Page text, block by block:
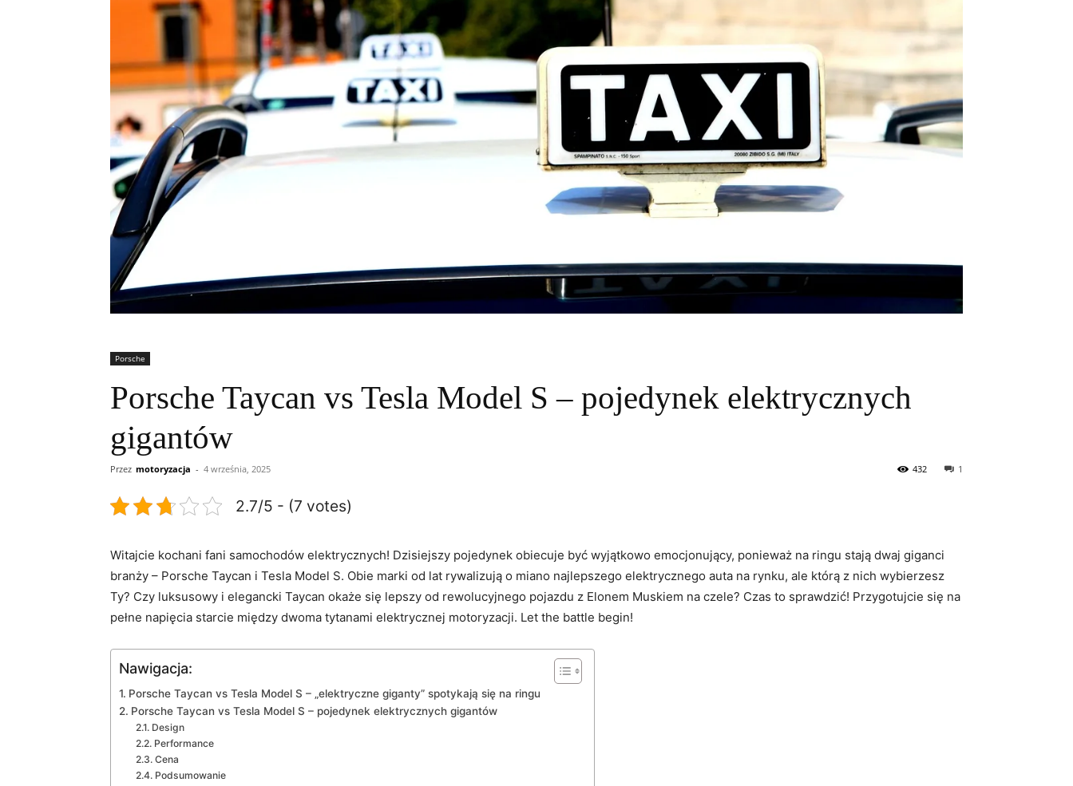
Porsche
Porsche Taycan vs Tesla Model S – pojedynek elektrycznych
gigantów
Przez motoryzacja - 4 września, 2025 1
432
2.7/5 - (7 votes)
Witajcie kochani fani samochodów elektrycznych! Dzisiejszy pojedynek obiecuje być wyjątkowo emocjonujący, ponieważ na ringu stają dwaj giganci
branży – Porsche Taycan i Tesla Model S. Obie marki od lat rywalizują o ⁤miano najlepszego elektrycznego‌ auta na rynku, ale którą z nich wybierzesz
Ty? Czy luksusowy i elegancki ⁢Taycan okaże się lepszy‌ od rewolucyjnego pojazdu z Elonem Muskiem na czele?⁢ Czas ⁢to sprawdzić! Przygotujcie się ​na
pełne napięcia starcie między dwoma tytanami elektrycznej motoryzacji. Let the battle begin!
Nawigacja:
Porsche Taycan vs Tesla Model ​S – „elektryczne⁤ giganty” spotykają się na ringu
Porsche Taycan vs Tesla⁣ Model S – pojedynek elektrycznych⁢ gigantów
Design
Performance
Cena
Podsumowanie